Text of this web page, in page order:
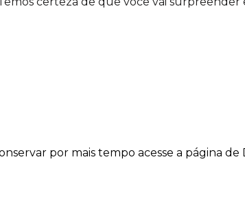
por mais tempo acesse a página de